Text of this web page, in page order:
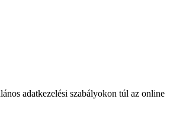
adatkezelési szabályokon túl az online